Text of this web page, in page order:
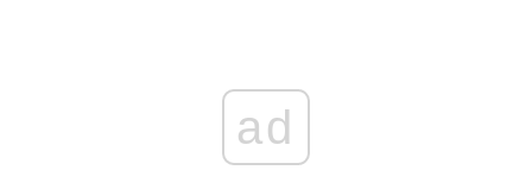
ad